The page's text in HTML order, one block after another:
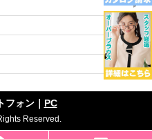
ォン｜ PC
Reserved.